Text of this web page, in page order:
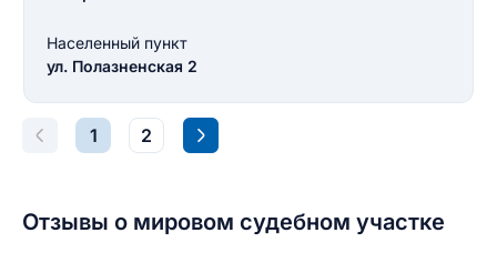
Населенный пункт
ул. Полазненская 2
1 2
Отзывы о мировом судебном участке